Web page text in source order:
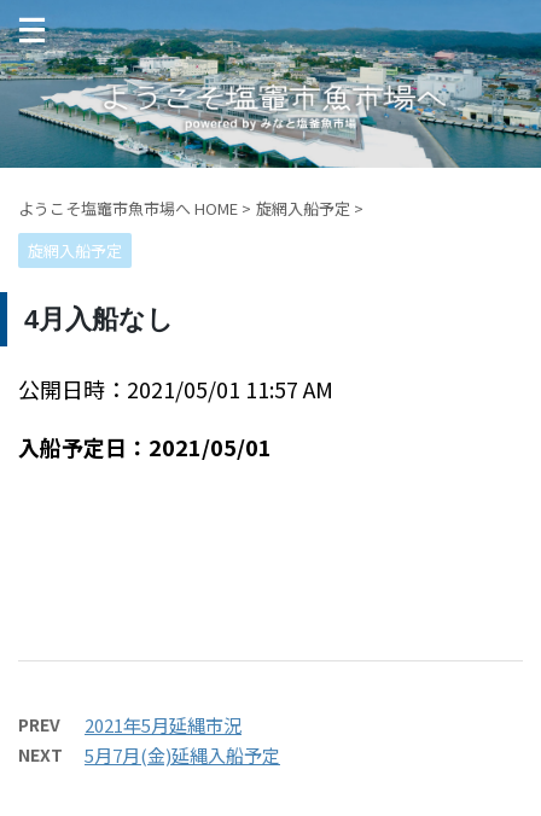
ようこそ塩竈市魚市場へ HOME > 旋網入船予定 >
旋網入船予定
4月入船なし
公開日時：2021/05/01 11:57 AM
入船予定日：2021/05/01
PREV 2021年5月延縄市況
NEXT 5月7月(金)延縄入船予定